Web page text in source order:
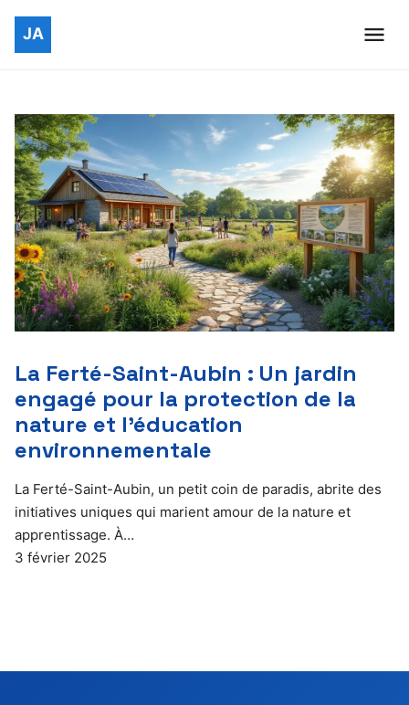
La Ferté-Saint-Aubin : Un jardin
engagé pour la protection de la
nature et l’éducation
environnementale
La Ferté-Saint-Aubin, un petit coin de paradis, abrite des
initiatives uniques qui marient amour de la nature et
apprentissage. À…
3 février 2025